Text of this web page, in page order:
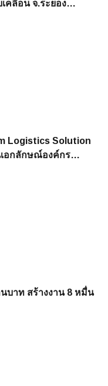
คลื่อน จ.ระยอง…
Logistics Solution
เอกลักษณ์องค์กร…
บาท สร้างงาน 8 หมื่น